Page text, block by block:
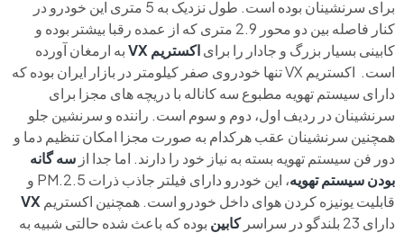
برای سرنشینان بوده است. طول نزدیک به 5 متری این خودرو در
کنار فاصله بین دو محور 2.9 متری که از عمده رقبا بیشتر بوده و
کابینی بسیار بزرگ و جادار را برایاکستریم VX
به ارمغان آورده
است. اکستریم VX تنها خودروی صفر کیلومتر در بازار ایران بوده که
دارای سیستم تهویه مطبوع سه کاناله با دریچه های مجزا برای
سرنشینان در ردیف اول، دوم و سوم است. راننده و سرنشین جلو
همچنین سرنشینان عقب هرکدام به صورت مجزا امکان تنظیم دما و
دور فن سیستم تهویه بسته به نیاز خود را دارند. اما جدا از سه گانه
بودن سیستم تهویه
، این خودرو دارای فیلتر جاذب ذرات PM.2.5 و
قابلیت یونیزه کردن هوای داخل خودرو است. همچنین اکستریمVX
دارای 23 بلندگو در سراسر
کابین بوده که باعث شده حالتی شبیه به